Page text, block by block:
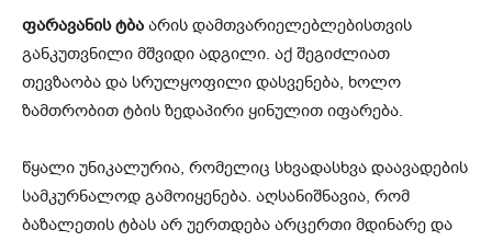
ფარავანის ტბა არის დამთვარიელებლებისთვის
განკუთვნილი მშვიდი ადგილი. აქ შეგიძლიათ
თევზაობა და სრულყოფილი დასვენება, ხოლო
ზამთრობით ტბის ზედაპირი ყინულით იფარება.
წყალი უნიკალურია, რომელიც სხვადასხვა დაავადების
სამკურნალოდ გამოიყენება. აღსანიშნავია, რომ
ბაზალეთის ტბას არ უერთდება არცერთი მდინარე და